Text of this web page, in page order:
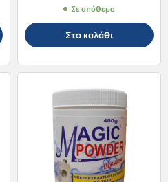
Σε απόθεμα
Στο καλάθι